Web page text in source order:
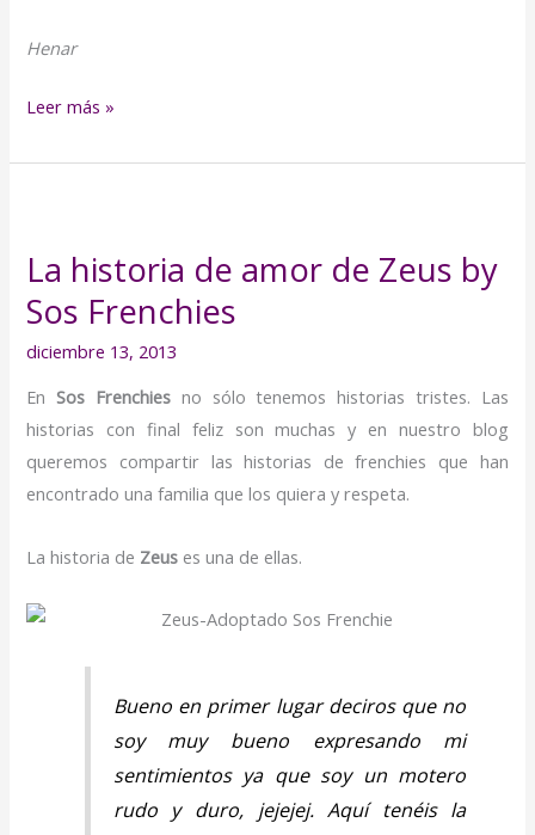
Henar
Leer más »
La historia de amor de Zeus by
Sos Frenchies
diciembre 13, 2013
EnSos Frenchiesno sólo tenemos historias tristes. Las
historias con final feliz son muchas y en nuestro blog
queremos compartir las historias de frenchies que han
encontrado una familia que los quiera y respeta.
La historia de Zeus es una de ellas.
Bueno en primer lugar deciros que no
soy muy bueno expresando mi
sentimientos ya que soy un motero
rudo y duro, jejejej. Aquí tenéis la
de
amor
Zeus
by
Sos
Frenchies